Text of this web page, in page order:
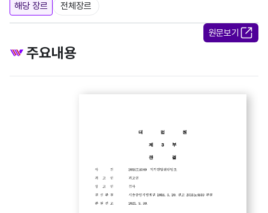
해당 장르
전체장르
원문보기
주요내용